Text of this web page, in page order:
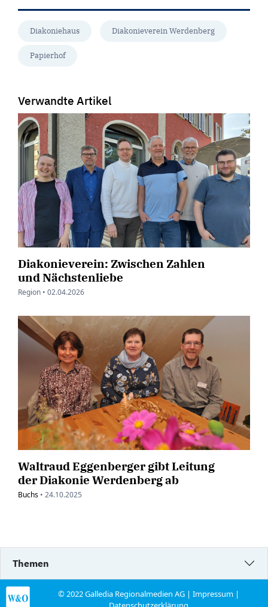
Diakoniehaus Diakonieverein Werdenberg
Papierhof
Verwandte Artikel
Diakonieverein: Zwischen Zahlen
und Nächstenliebe
Region • 02.04.2026
Waltraud Eggenberger gibt Leitung
der Diakonie Werdenberg ab
Buchs • 24.10.2025
Themen
© 2022 Galledia Regionalmedien AG |Impressum |